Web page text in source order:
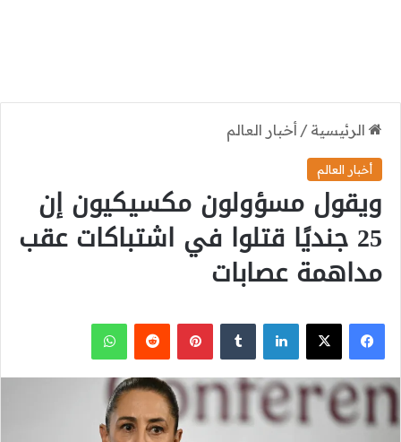
الرئيسية / أخبار العالم
أخبار العالم
ويقول مسؤولون مكسيكيون إن
25 جنديًا قتلوا في اشتباكات عقب
مداهمة عصابات
فيسبوك
‫X لينكدإن بينتيريست واتساب